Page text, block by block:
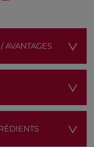
AVANTAGES